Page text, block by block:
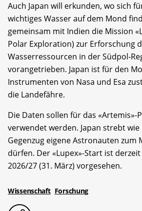
Auch Japan will erkunden, wo sich
wichtiges Wasser auf dem Mond
gemeinsam mit Indien die Mission
Polar Exploration) zur Erforschung
Wasserressourcen in der Südpol-
vorangetrieben. Japan ist für den
Instrumenten von Nasa und Esa
die Landefähre.
Die Daten sollen für das «Artemis»-
verwendet werden. Japan strebt wie
Gegenzug eigene Astronauten zum
dürfen. Der «Lupex»-Start ist
2026/27 (31. März) vorgesehen.
Wissenschaft Forschung